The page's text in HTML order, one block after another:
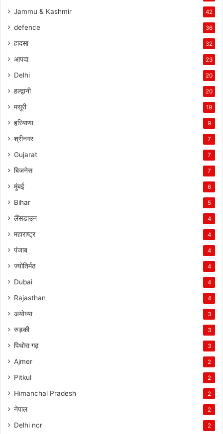
Jammu & Kashmir 42
defence 36
हादसा 32
आपदा 23
Delhi 20
हल्द्वानी 20
मसूरी 19
हरियाणा 9
श्रीनगर 7
Gujarat 7
बिजनेस 7
मुंबई 6
Bihar 5
लैंसडाउन 4
महाराष्ट्र 4
पंजाब 4
ज्योतिर्मठ 4
Dubai 4
Rajasthan 4
अयोध्या 3
रुड़की 3
पिथोरा गढ़ 3
Ajmer 2
Pitkul 2
Himanchal Pradesh 2
नेपाल 2
Delhi ncr 2